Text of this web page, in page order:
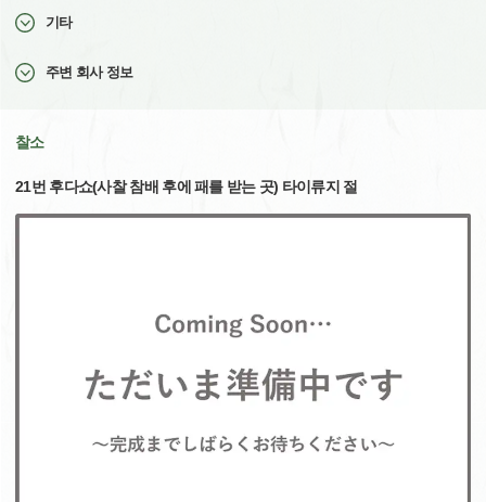
기타
주변 회사 정보
찰소
21번 후다쇼(사찰 참배 후에 패를 받는 곳) 타이류지 절